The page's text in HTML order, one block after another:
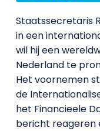
Staatssecretaris
in een
wil hij een
Nederland te
Het voornemen
de
het Financieele
bericht reageren